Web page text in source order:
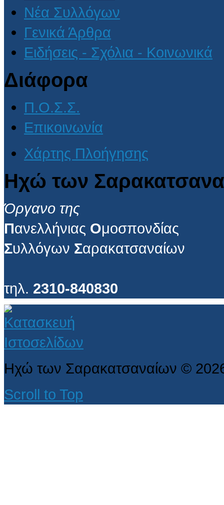
Νέα Συλλόγων
Γενικά Άρθρα
Ειδήσεις - Σχόλια - Κοινωνικά
Διάφορα
Π.Ο.Σ.Σ.
Επικοινωνία
Χάρτης Πλοήγησης
Ηχώ των
Όργανο της
Πανελλήνιας Ομοσπονδίας
Συλλόγων Σαρακατσαναίων
τηλ. 2310-840830
Ηχώ των Σαρακατσαναίων ©
Scroll to Top